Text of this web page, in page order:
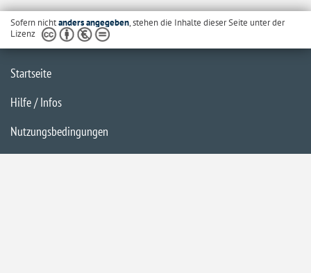
Sofern nichtanders angegeben, stehen die Inhalte dieser Seite unter der
Lizenz
Startseite
Hilfe / Infos
Nutzungsbedingungen